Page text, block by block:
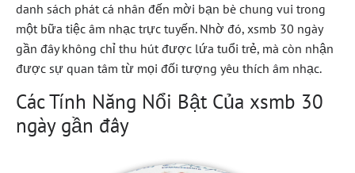
danh sách phát cá nhân đến mời bạn bè chung vui trong
một bữa tiệc âm nhạc trực tuyến. Nhờ đó, xsmb 30 ngày
gần đây không chỉ thu hút được lứa tuổi trẻ, mà còn nhận
được sự quan tâm từ mọi đối tượng yêu thích âm nhạc.
Các Tính Năng Nổi Bật Của xsmb 30
ngày gần đây